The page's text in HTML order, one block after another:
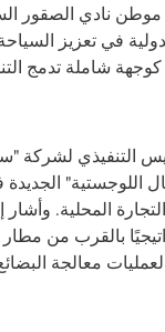
نادي الصقور
في تعزيز
شاملة تدمج
التنفيذي لشركة
اللوجستية"
المحلية.
بالقرب من
معالجة